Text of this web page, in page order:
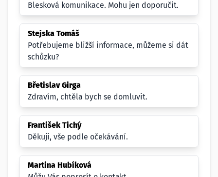
Blesková komunikace. Mohu jen doporučit.
Stejska Tomáš
Potřebujeme bližší informace, můžeme si dát
schůzku?
Břetislav Girga
Zdravím, chtěla bych se domluvit.
František Tichý
Děkuji, vše podle očekávání.
Martina Hubíková